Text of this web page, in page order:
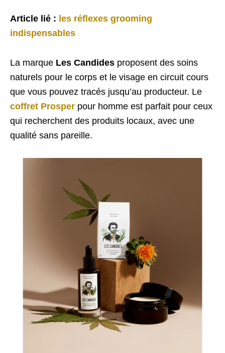
Article lié : les réflexes grooming
indispensables
La marque Les Candides proposent des soins
naturels pour le corps et le visage en circuit cours
que vous pouvez tracés jusqu’au producteur. Le
coffret Prosper pour homme est parfait pour ceux
qui recherchent des produits locaux, avec une
qualité sans pareille.